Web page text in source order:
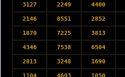
3127 2249 4400
2146 8551 2852
1870 7225 3813
4346 7538 6504
2813 3248 1690
1104 4693 1050